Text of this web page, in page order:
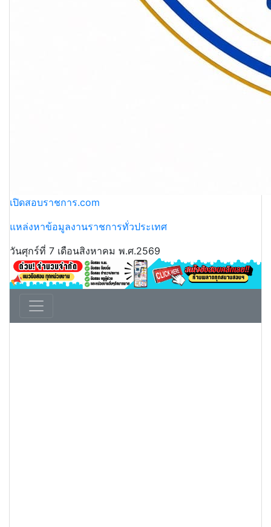
เปิดสอบราชการ.com
แหล่งหาข้อมูลงานราชการทั่วประเทศ
วันศุกร์ที่ 7 เดือนสิงหาคม พ.ศ.2569